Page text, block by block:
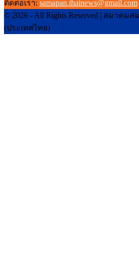
ติดต่อเรา: samapan.thainews@gmail.com
© 2026 - All Rights Reserved | สมาคม
(ประเทศไทย)